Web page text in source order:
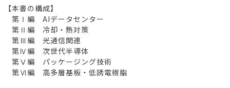
【本書の構成】
第Ⅰ編 AIデータセンター
第Ⅱ編 冷却・熱対策
第Ⅲ編 光通信関連
第Ⅳ編 次世代半導体
第Ⅴ編 パッケージング技術
第Ⅵ編 高多層基板・低誘電樹脂